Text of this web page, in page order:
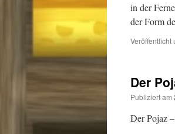
in der
der Form
Veröffentlicht
Der
Publiziert am
Der Pojaz